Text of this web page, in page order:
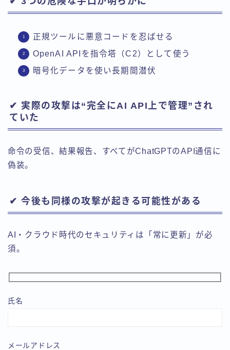
正規ツールに悪意コードを忍ばせる
OpenAI APIを指令塔（C2）として使う
暗号化データを使い長期間潜伏
✔ 実際の攻撃は“完全にAI API上で管理”され
ていた
命令の受信、結果報告、すべてがChatGPTのAPI通信に
偽装。
✔ 今後も同様の攻撃が起きる可能性がある
AI・クラウド時代のセキュリティは「常に更新」が必
須。
氏名
メールアドレス